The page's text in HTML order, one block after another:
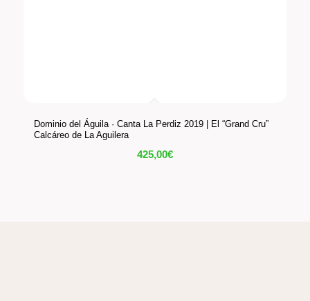
Dominio del Águila · Canta La Perdiz 2019 | El “Grand Cru”
Calcáreo de La Aguilera
425,00€